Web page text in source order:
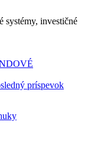
systémy, investičné
príspevok